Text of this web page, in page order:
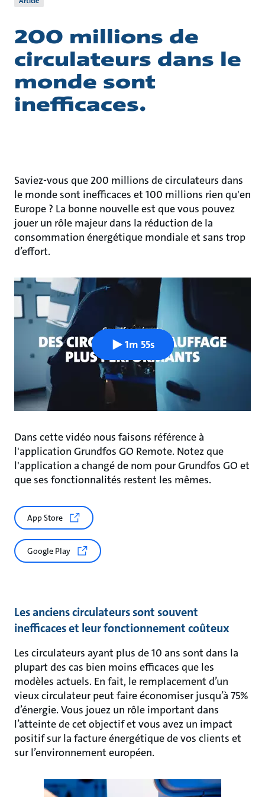
200 millions de
circulateurs dans le
monde sont
inefficaces.
Saviez-vous que 200 millions de circulateurs dans
le monde sont inefficaces et 100 millions rien qu'en
Europe ? La bonne nouvelle est que vous pouvez
jouer un rôle majeur dans la réduction de la
consommation énergétique mondiale et sans trop
d’effort.
1m 55s
Dans cette vidéo nous faisons référence à
l'application Grundfos GO Remote. Notez que
l'application a changé de nom pour Grundfos GO et
que ses fonctionnalités restent les mêmes.
App Store
Google Play
Les anciens circulateurs sont souvent
inefficaces et leur fonctionnement coûteux
Les circulateurs ayant plus de 10 ans sont dans la
plupart des cas bien moins efficaces que les
modèles actuels. En fait, le remplacement d’un
vieux circulateur peut faire économiser jusqu’à 75%
d’énergie. Vous jouez un rôle important dans
l’atteinte de cet objectif et vous avez un impact
positif sur la facture énergétique de vos clients et
sur l’environnement européen.